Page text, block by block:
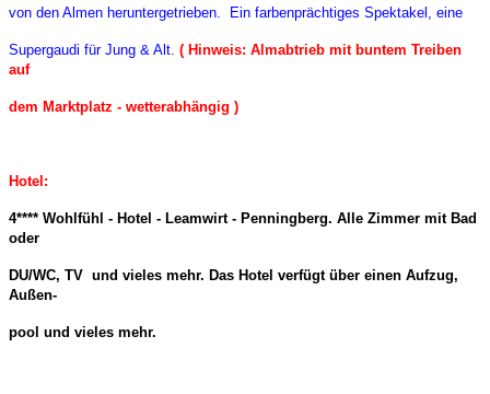
von den Almen heruntergetrieben. Ein farbenprächtiges Spektakel, eine
Supergaudi für Jung & Alt. ( Hinweis: Almabtrieb mit buntem Treiben
auf
dem Marktplatz - wetterabhängig )
Hotel:
4**** Wohlfühl - Hotel - Leamwirt - Penningberg. Alle Zimmer mit Bad
oder
DU/WC, TV und vieles mehr. Das Hotel verfügt über einen Aufzug,
Außen-
pool und vieles mehr.